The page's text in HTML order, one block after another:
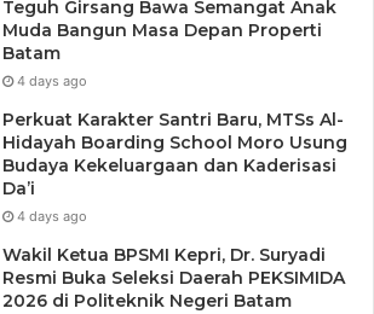
Rabu dan Sabtu pagi hingga siang hari
melanjutkan SPMS level kedua pada
atau hari lainnya. Karena peserta level
menjadi investor atau telah
level pertama, maka peserta hanya
harus membayar biaya pendaftaran
Teguh Girsang Bawa Semangat Anak
Muda Bangun Masa Depan Properti
Batam
4 days ago
Perkuat Karakter Santri Baru, MTSs Al-
Hidayah Boarding School Moro Usung
Budaya Kekeluargaan dan Kaderisasi
Da’i
4 days ago
Wakil Ketua BPSMI Kepri, Dr. Suryadi
Resmi Buka Seleksi Daerah PEKSIMIDA
2026 di Politeknik Negeri Batam